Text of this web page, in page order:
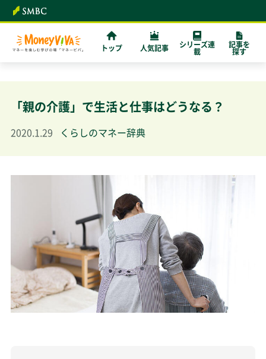
トップ 人気記事 シリーズ連
載
記事を
探す
「親の介護」で生活と仕事はどうなる？
2020.1.29 くらしのマネー辞典